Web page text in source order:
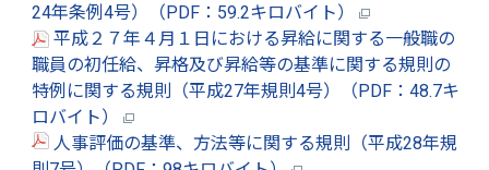
24年条例4号）（PDF：59.2キロバイト）
平成２７年４月１日における昇給に関する一般職の
職員の初任給、昇格及び昇給等の基準に関する規則の
特例に関する規則（平成27年規則4号）（PDF：48.7キ
ロバイト）
人事評価の基準、方法等に関する規則（平成28年規